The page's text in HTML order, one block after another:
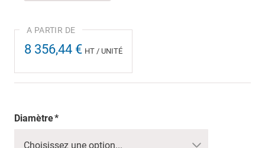
8 356,44 € HT / UNITÉ
Diamètre